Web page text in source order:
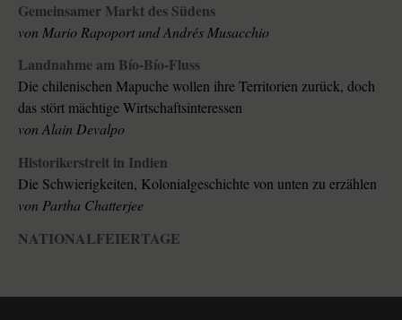
Gemeinsamer Markt des Südens
von Mario Rapoport und Andrés Musacchio
Landnahme am Bío-Bío-Fluss
Die chilenischen Mapuche wollen ihre Territorien zurück, doch
das stört mächtige Wirtschaftsinteressen
von Alain Devalpo
Historikerstreit in Indien
Die Schwierigkeiten, Kolonialgeschichte von unten zu erzählen
von Partha Chatterjee
NATIONALFEIERTAGE